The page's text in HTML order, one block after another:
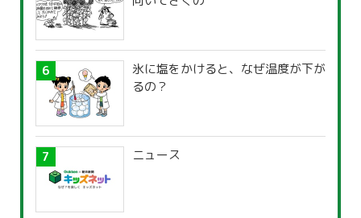
氷に塩をかけると、なぜ温度が下が
るの？
ニュース